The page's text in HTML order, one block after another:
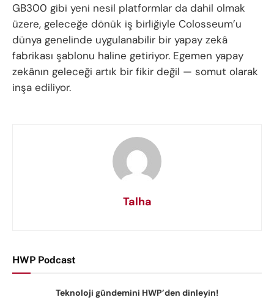
GB300 gibi yeni nesil platformlar da dahil olmak
üzere, geleceğe dönük iş birliğiyle Colosseum’u
dünya genelinde uygulanabilir bir yapay zekâ
fabrikası şablonu haline getiriyor. Egemen yapay
zekânın geleceği artık bir fikir değil — somut olarak
inşa ediliyor.
Talha
HWP Podcast
Teknoloji gündemini HWP’den dinleyin!